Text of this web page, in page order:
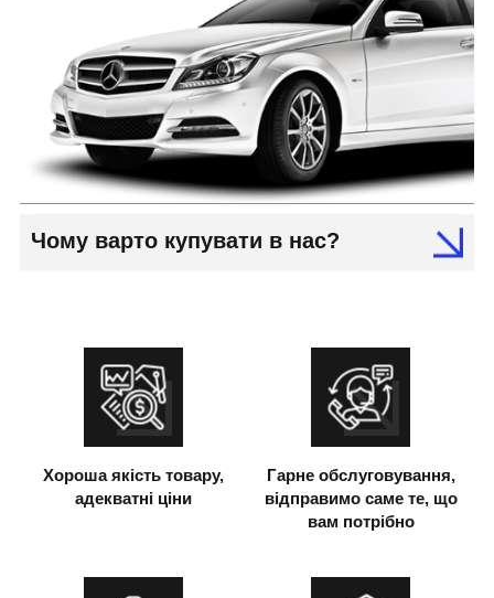
Чому варто купувати в нас?
Хороша якість товару,
адекватні ціни
Гарне обслуговування,
відправимо саме те, що
вам потрібно